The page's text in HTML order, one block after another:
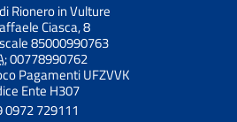
Rionero in Vulture
Ciasca, 8
85000990763
00778990762
Pagamenti UFZVVK
Ente H307
0972 729111